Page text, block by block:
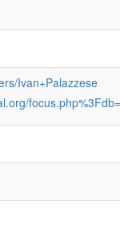
Ivan+Palazzese